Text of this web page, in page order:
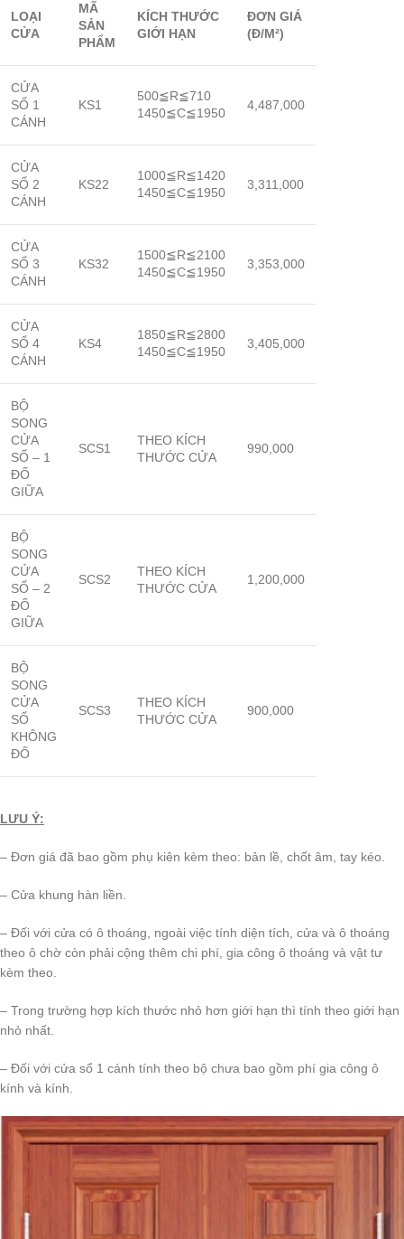
LOẠI
CỬA
MÃ
SẢN
PHẨM
KÍCH THƯỚC
GIỚI HẠN
ĐƠN GIÁ
(Đ/M²)
CỬA
SỔ 1
CÁNH
KS1
500≦R≦710
1450≦C≦1950
4,487,000
CỬA
SỔ 2
CÁNH
KS22
1000≦R≦1420
1450≦C≦1950
3,311,000
CỬA
SỔ 3
CÁNH
KS32
1500≦R≦2100
1450≦C≦1950
3,353,000
CỬA
SỔ 4
CÁNH
KS4
1850≦R≦2800
1450≦C≦1950
3,405,000
BỘ
SONG
CỬA
SỔ – 1
ĐỐ
GIỮA
SCS1
THEO KÍCH
THƯỚC CỬA
990,000
BỘ
SONG
CỬA
SỔ – 2
ĐỐ
GIỮA
SCS2
THEO KÍCH
THƯỚC CỬA
1,200,000
BỘ
SONG
CỬA
SỔ
KHÔNG
ĐỐ
SCS3
THEO KÍCH
THƯỚC CỬA
900,000
LƯU Ý:
– Đơn giá đã bao gồm phụ kiên kèm theo: bản lề, chốt âm, tay kéo.
– Cửa khung hàn liền.
– Đối với cửa có ô thoáng, ngoài việc tính diện tích, cửa và ô thoáng
theo ô chờ còn phải cộng thêm chi phí, gia công ô thoáng và vật tư
kèm theo.
– Trong trường hợp kích thước nhỏ hơn giới hạn thì tính theo giới hạn
nhỏ nhất.
– Đối với cửa sổ 1 cánh tính theo bộ chưa bao gồm phí gia công ô
kính và kính.